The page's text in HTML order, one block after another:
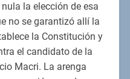
la elección de esa
no se garantizó allí la
la Constitución y
el candidato de la
Macri. La arenga